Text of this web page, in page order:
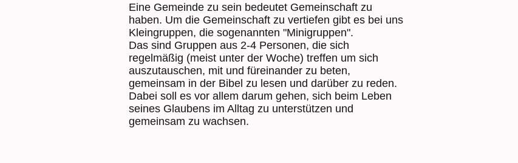
Eine Gemeinde zu sein bedeutet Gemeinschaft zu
haben. Um die Gemeinschaft zu vertiefen gibt es bei uns
Kleingruppen, die sogenannten "Minigruppen".
Das sind Gruppen aus 2-4 Personen, die sich
regelmäßig (meist unter der Woche) treffen um sich
auszutauschen, mit und füreinander zu beten,
gemeinsam in der Bibel zu lesen und darüber zu reden.
Dabei soll es vor allem darum gehen, sich beim Leben
seines Glaubens im Alltag zu unterstützen und
gemeinsam zu wachsen.